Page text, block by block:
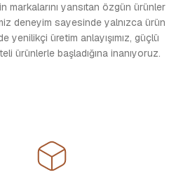
yansıtan özgün ürünler
deneyim sayesinde yalnızca ürün
üretim anlayışımız, güçlü
ürünlerle başladığına inanıyoruz.